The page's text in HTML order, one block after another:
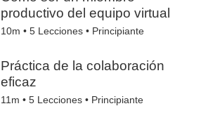
productivo del equipo virtual
10m •5 Lecciones • Principiante
Práctica de la colaboración
eficaz
11m •5 Lecciones • Principiante